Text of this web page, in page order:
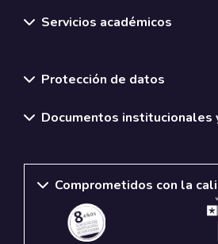
Servicios académicos
Protección de datos
Documentos institucionales
Comprometidos con la